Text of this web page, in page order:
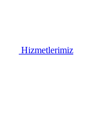
Hizmetlerimiz